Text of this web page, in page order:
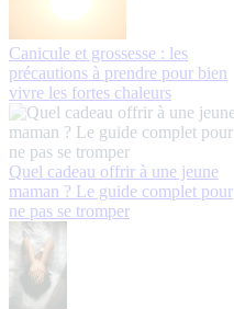
Canicule et grossesse : les
précautions à prendre pour bien
vivre les fortes chaleurs
Quel cadeau offrir à une jeune
maman ? Le guide complet pour
ne pas se tromper